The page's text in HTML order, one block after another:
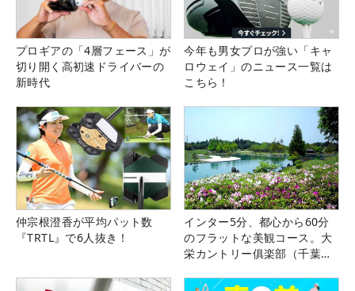
プロギアの「4層フェース」が
切り開く高初速ドライバーの
新時代
今年も男女プロが強い「キャ
ロウェイ」のニュース一覧は
こちら！
仲宗根澄香が平均パット数
『TRTL』で6人抜き！
インター5分、都心から60分
のフラットな美観コース。大
栄カントリー俱楽部（千葉